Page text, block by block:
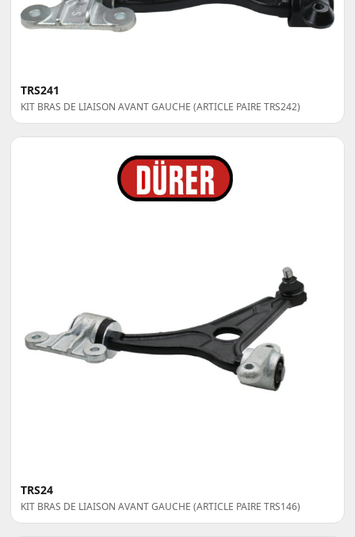
TRS241
KIT BRAS DE LIAISON AVANT GAUCHE (ARTICLE PAIRE TRS242)
TRS24
KIT BRAS DE LIAISON AVANT GAUCHE (ARTICLE PAIRE TRS146)